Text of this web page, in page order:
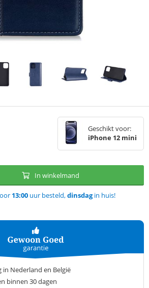
Geschikt voor:
iPhone 12 mini
In winkelmand
13:00 uur besteld,dinsdagin huis!
in Nederland en België
binnen 30 dagen